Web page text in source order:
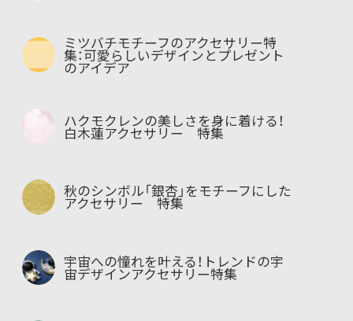
ミツバチモチーフのアクセサリー特
集：可愛らしいデザインとプレゼント
のアイデア
ハクモクレンの美しさを身に着ける！
白木蓮アクセサリー 特集
秋のシンボル「銀杏」をモチーフにした
アクセサリー 特集
宇宙への憧れを叶える！トレンドの宇
宙デザインアクセサリー特集